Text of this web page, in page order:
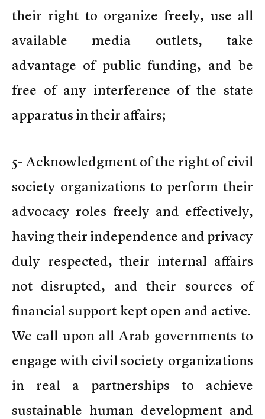
their right to organize freely, use all
available media outlets, take
advantage of public funding, and be
free of any interference of the state
apparatus in their affairs;
5- Acknowledgment of the right of civil
society organizations to perform their
advocacy roles freely and effectively,
having their independence and privacy
duly respected, their internal affairs
not disrupted, and their sources of
financial support kept open and active.
We call upon all Arab governments to
engage with civil society organizations
in real a partnerships to achieve
sustainable human development and